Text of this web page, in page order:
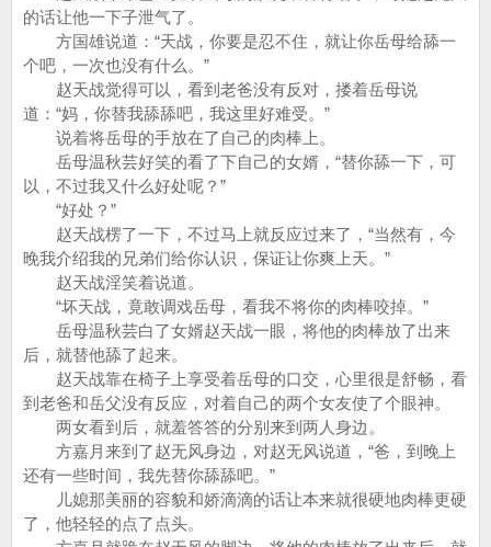
的话让他一下子泄气了。
方国雄说道：“天战，你要是忍不住，就让你岳母给舔一
个吧，一次也没有什么。”
赵天战觉得可以，看到老爸没有反对，搂着岳母说
道：“妈，你替我舔舔吧，我这里好难受。”
说着将岳母的手放在了自己的肉棒上。
岳母温秋芸好笑的看了下自己的女婿，“替你舔一下，可
以，不过我又什么好处呢？”
“好处？”
赵天战楞了一下，不过马上就反应过来了，“当然有，今
晚我介绍我的兄弟们给你认识，保证让你爽上天。”
赵天战淫笑着说道。
“坏天战，竟敢调戏岳母，看我不将你的肉棒咬掉。”
岳母温秋芸白了女婿赵天战一眼，将他的肉棒放了出来
后，就替他舔了起来。
赵天战靠在椅子上享受着岳母的口交，心里很是舒畅，看
到老爸和岳父没有反应，对着自己的两个女友使了个眼神。
两女看到后，就羞答答的分别来到两人身边。
方嘉月来到了赵无风身边，对赵无风说道，“爸，到晚上
还有一些时间，我先替你舔舔吧。”
儿媳那美丽的容貌和娇滴滴的话让本来就很硬地肉棒更硬
了，他轻轻的点了点头。